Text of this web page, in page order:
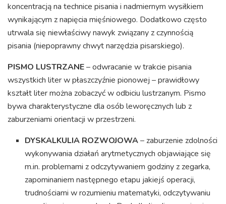
koncentracją na technice pisania i nadmiernym wysiłkiem
wynikającym z napięcia mięśniowego. Dodatkowo często
utrwala się niewłaściwy nawyk związany z czynnością
pisania (niepoprawny chwyt narzędzia pisarskiego).
PISMO LUSTRZANE– odwracanie w trakcie pisania
wszystkich liter w płaszczyźnie pionowej – prawidłowy
kształt liter można zobaczyć w odbiciu lustrzanym. Pismo
bywa charakterystyczne dla osób leworęcznych lub z
zaburzeniami orientacji w przestrzeni.
DYSKALKULIA ROZWOJOWA– zaburzenie zdolności
wykonywania działań arytmetycznych objawiające się
m.in. problemami z odczytywaniem godziny z zegarka,
zapominaniem następnego etapu jakiejś operacji,
trudnościami w rozumieniu matematyki, odczytywaniu